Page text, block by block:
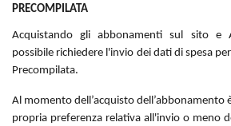
PRECOMPILATA
Acquistando gli abbonamenti sul sito e
possibile richiedere l'invio dei dati di spesa
Precompilata.
Al momento dell’acquisto dell’abbonamento
propria preferenza relativa all'invio o meno